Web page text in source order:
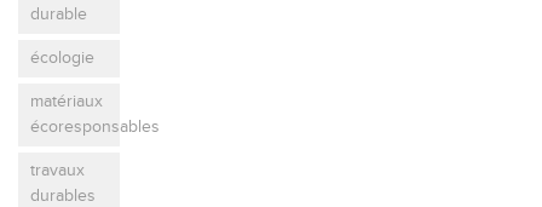
durable
écologie
matériaux
écoresponsables
travaux
durables